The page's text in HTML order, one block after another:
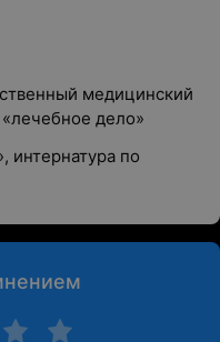
медицинский
дело»
по